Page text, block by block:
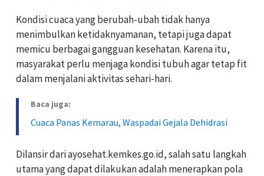
Kondisi cuaca yang berubah-ubah tidak hanya
menimbulkan ketidaknyamanan, tetapi juga dapat
memicu berbagai gangguan kesehatan. Karena itu,
masyarakat perlu menjaga kondisi tubuh agar tetap fit
dalam menjalani aktivitas sehari-hari.
Baca juga:
Cuaca Panas Kemarau, Waspadai Gejala Dehidrasi
Dilansir dari ayosehat.kemkes.go.id, salah satu langkah
utama yang dapat dilakukan adalah menerapkan pola